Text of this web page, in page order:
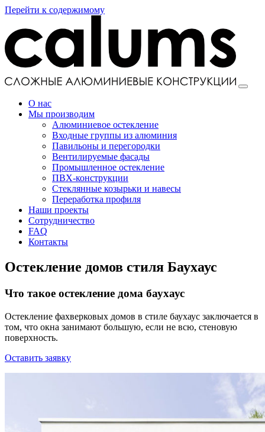
Перейти к содержимому
навигация
О нас
Мы производим
Алюминиевое остекление
Входные группы из алюминия
Павильоны и перегородки
Вентилируемые фасады
Промышленное остекление
ПВХ-конструкции
Стеклянные козырьки и навесы
Переработка профиля
Наши проекты
Сотрудничество
FAQ
Контакты
Остекление домов стиля Баухаус
Что такое остекление дома баухаус
Остекление фахверковых домов в стиле баухаус заключается в
том, что окна занимают большую, если не всю, стеновую
поверхность.
Оставить заявку